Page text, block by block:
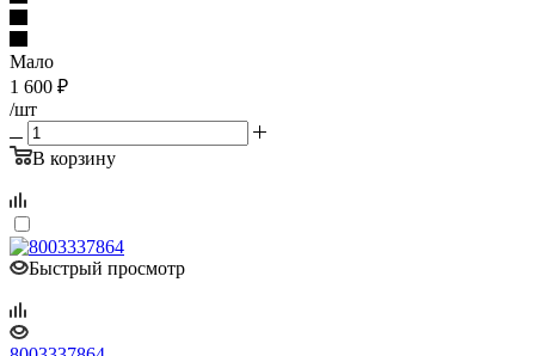
Мало
1 600 ₽
/шт
В корзину
Быстрый просмотр